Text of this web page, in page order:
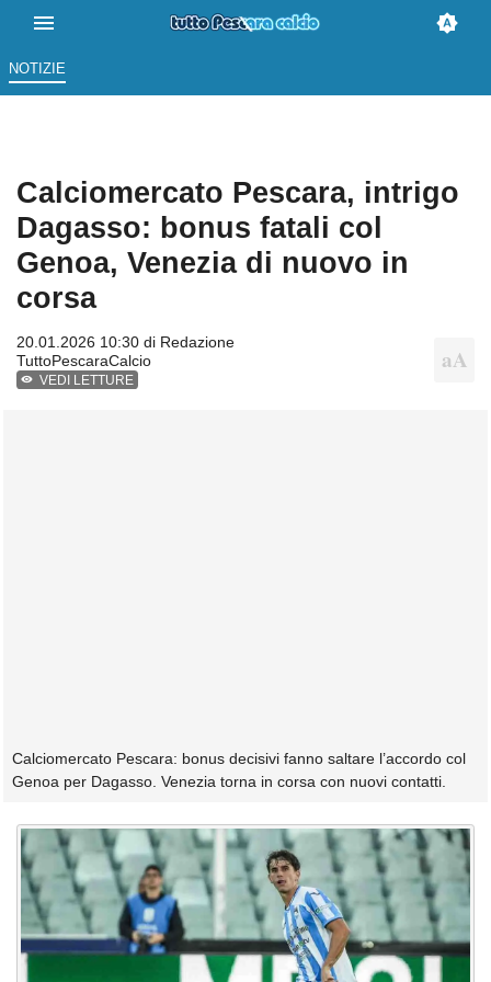
NOTIZIE
Calciomercato Pescara, intrigo
Dagasso: bonus fatali col
Genoa, Venezia di nuovo in
corsa
20.01.2026 10:30 di Redazione
TuttoPescaraCalcio
VEDI LETTURE
Calciomercato Pescara: bonus decisivi fanno saltare l’accordo col
Genoa per Dagasso. Venezia torna in corsa con nuovi contatti.